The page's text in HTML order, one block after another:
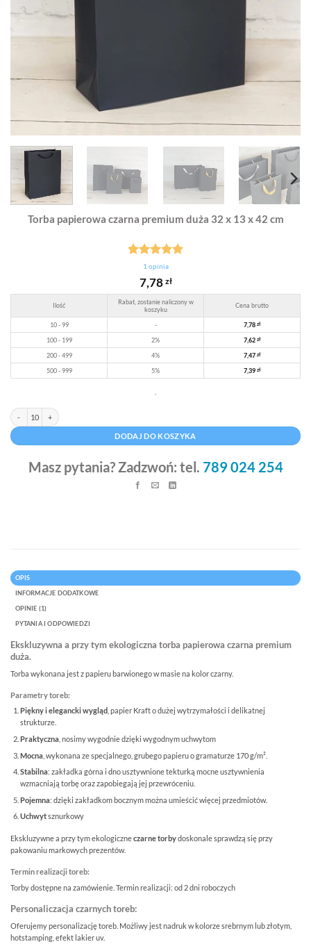
Torba papierowa czarna premium duża 32 x 13 x 42 cm
Oceniony
5.00 na 5
podstawie
oceny
klienta
1 opinia
7,78 zł
Ilość
Rabat, zostanie naliczony w
koszyku
Cena brutto
10 - 99 - 7,78 zł
100 - 199 2% 7,62 zł
200 - 499 4% 7,47 zł
500 - 999 5% 7,39 zł
ilość Torba papierowa czarna premium duża 32 x 13 x 42 cm
DODAJ DO KOSZYKA
Masz pytania? Zadzwoń: tel. 789 024 254
OPIS
INFORMACJE DODATKOWE
OPINIE (1)
PYTANIA I ODPOWIEDZI
Ekskluzywna a przy tym ekologiczna torba papierowa czarna premium
duża.
Torba wykonana jest z papieru barwionego w masie na kolor czarny.
Parametry toreb:
Piękny i elegancki wygląd , papier Kraft o dużej wytrzymałości i delikatnej
strukturze.
Praktyczna , nosimy wygodnie dzięki wygodnym uchwytom
Mocna , wykonana ze specjalnego, grubego papieru o gramaturze 170 g/m².
Stabilna: zakładka górna i dno usztywnione tekturką mocne usztywnienia
wzmacniają torbę oraz zapobiegają jej przewróceniu.
Pojemna: dzięki zakładkom bocznym można umieścić więcej przedmiotów.
Uchwytsznurkowy
Ekskluzywne a przy tym ekologiczneczarne torbydoskonale sprawdzą się przy
pakowaniu markowych prezentów.
Termin realizacji toreb:
Torby dostępne na zamówienie. Termin realizacji: od 2 dni roboczych
Personaliczacja czarnych toreb:
Oferujemy personalizację toreb. Możliwy jest nadruk w kolorze srebrnym lub złotym,
hotstamping, efekt lakier uv.